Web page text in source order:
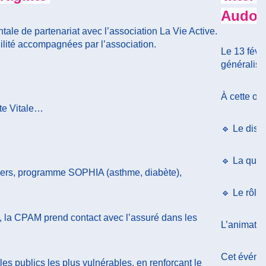
de partenariat avec l’association La Vie Active.
accompagnées par l’association.
Vitale…
programme SOPHIA (asthme, diabète),
CPAM prend contact avec l’assuré dans les
publics les plus vulnérables, en renforçant le
Le 13
À cette
🔹 Le
🔹 La
🔹 Le rôle
Cet